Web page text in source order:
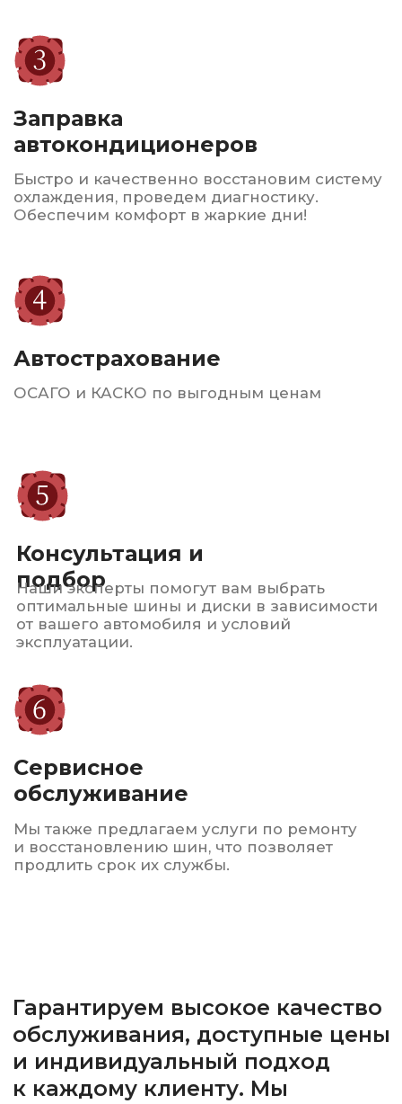
продлить срок их службы.
Гарантируем высокое качество
и индивидуальный подход
к каждому клиенту. Мы
стремимся обеспечить
клиентов.